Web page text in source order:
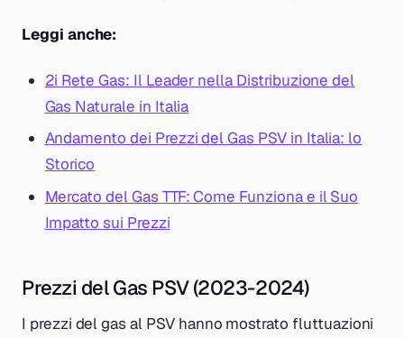
Leggi anche:
2i Rete Gas: Il Leader nella Distribuzione del
Gas Naturale in Italia
Andamento dei Prezzi del Gas PSV in Italia: lo
Storico
Mercato del Gas TTF: Come Funziona e il Suo
Impatto sui Prezzi
Prezzi del Gas PSV (2023-2024)
I prezzi del gas al PSV hanno mostrato fluttuazioni